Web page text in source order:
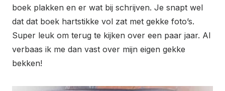
boek plakken en er wat bij schrijven. Je snapt wel
dat dat boek hartstikke vol zat met gekke foto’s.
Super leuk om terug te kijken over een paar jaar. Al
verbaas ik me dan vast over mijn eigen gekke
bekken!